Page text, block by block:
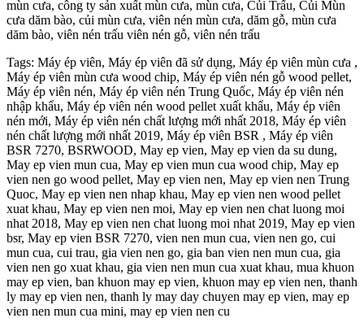
mùn cưa, công ty sản xuất mùn cưa, mùn cưa, Củi Trấu, Củi Mùn
cưa dăm bào, củi mùn cưa, viên nén mùn cưa, dăm gỗ, mùn cưa
dăm bào, viên nén trấu viên nén gỗ, viên nén trấu
Tags: Máy ép viên, Máy ép viên đã sử dụng, Máy ép viên mùn cưa ,
Máy ép viên mùn cưa wood chip, Máy ép viên nén gỗ wood pellet,
Máy ép viên nén, Máy ép viên nén Trung Quốc, Máy ép viên nén
nhập khẩu, Máy ép viên nén wood pellet xuất khẩu, Máy ép viên
nén mới, Máy ép viên nén chất lượng mới nhất 2018, Máy ép viên
nén chất lượng mới nhất 2019, Máy ép viên BSR , Máy ép viên
BSR 7270, BSRWOOD, May ep vien, May ep vien da su dung,
May ep vien mun cua, May ep vien mun cua wood chip, May ep
vien nen go wood pellet, May ep vien nen, May ep vien nen Trung
Quoc, May ep vien nen nhap khau, May ep vien nen wood pellet
xuat khau, May ep vien nen moi, May ep vien nen chat luong moi
nhat 2018, May ep vien nen chat luong moi nhat 2019, May ep vien
bsr, May ep vien BSR 7270, vien nen mun cua, vien nen go, cui
mun cua, cui trau, gia vien nen go, gia ban vien nen mun cua, gia
vien nen go xuat khau, gia vien nen mun cua xuat khau, mua khuon
may ep vien, ban khuon may ep vien, khuon may ep vien nen, thanh
ly may ep vien nen, thanh ly may day chuyen may ep vien, may ep
vien nen mun cua mini, may ep vien nen cu